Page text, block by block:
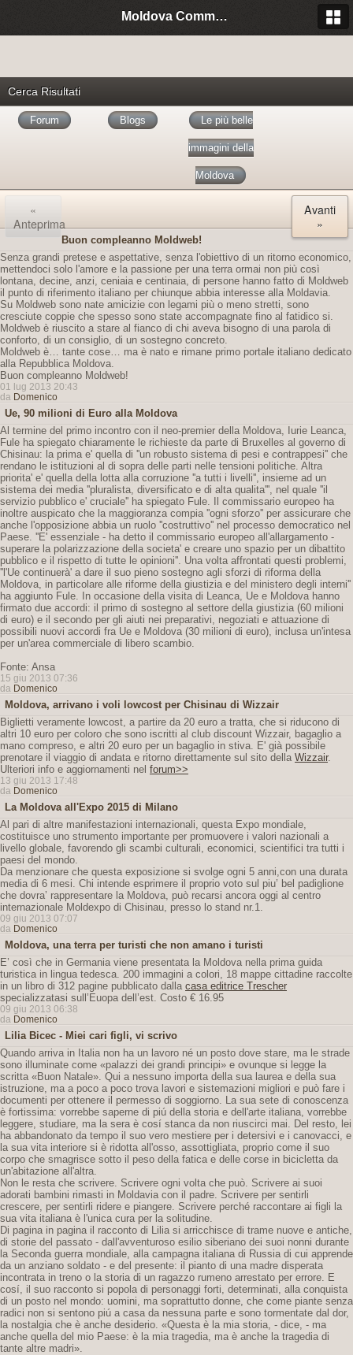
Moldova Community Italia
Cerca Risultati
Forum Blogs Le più belle
immagini della
Moldova
«
Anteprima
Avanti
»
Buon compleanno Moldweb!
Senza grandi pretese e aspettative, senza l'obiettivo di un ritorno economico,
mettendoci solo l'amore e la passione per una terra ormai non più così
lontana, decine, anzi, ceniaia e centinaia, di persone hanno fatto di Moldweb
il punto di riferimento italiano per chiunque abbia interesse alla Moldavia.
Su Moldweb sono nate amicizie con legami più o meno stretti, sono
cresciute coppie che spesso sono state accompagnate fino al fatidico si.
Moldweb è riuscito a stare al fianco di chi aveva bisogno di una parola di
conforto, di un consiglio, di un sostegno concreto.
Moldweb è… tante cose… ma è nato e rimane primo portale italiano dedicato
alla Repubblica Moldova.
Buon compleanno Moldweb!
01 lug 2013 20:43
da Domenico
Ue, 90 milioni di Euro alla Moldova
Al termine del primo incontro con il neo-premier della Moldova, Iurie Leanca,
Fule ha spiegato chiaramente le richieste da parte di Bruxelles al governo di
Chisinau: la prima e' quella di ''un robusto sistema di pesi e contrappesi'' che
rendano le istituzioni al di sopra delle parti nelle tensioni politiche. Altra
priorita' e' quella della lotta alla corruzione ''a tutti i livelli'', insieme ad un
sistema dei media ''pluralista, diversificato e di alta qualita''', nel quale ''il
servizio pubblico e' cruciale'' ha spiegato Fule. Il commissario europeo ha
inoltre auspicato che la maggioranza compia ''ogni sforzo'' per assicurare che
anche l'opposizione abbia un ruolo ''costruttivo'' nel processo democratico nel
Paese. ''E' essenziale - ha detto il commissario europeo all'allargamento -
superare la polarizzazione della societa' e creare uno spazio per un dibattito
pubblico e il rispetto di tutte le opinioni''. Una volta affrontati questi problemi,
''l'Ue continuerà' a dare il suo pieno sostegno agli sforzi di riforma della
Moldova, in particolare alle riforme della giustizia e del ministero degli interni''
ha aggiunto Fule. In occasione della visita di Leanca, Ue e Moldova hanno
firmato due accordi: il primo di sostegno al settore della giustizia (60 milioni
di euro) e il secondo per gli aiuti nei preparativi, negoziati e attuazione di
possibili nuovi accordi fra Ue e Moldova (30 milioni di euro), inclusa un'intesa
per un'area commerciale di libero scambio.
Fonte: Ansa
15 giu 2013 07:36
da Domenico
Moldova, arrivano i voli lowcost per Chisinau di Wizzair
Biglietti veramente lowcost, a partire da 20 euro a tratta, che si riducono di
altri 10 euro per coloro che sono iscritti al club discount Wizzair, bagaglio a
mano compreso, e altri 20 euro per un bagaglio in stiva. E' già possibile
prenotare il viaggio di andata e ritorno direttamente sul sito della Wizzair.
Ulteriori info e aggiornamenti nel forum>>
13 giu 2013 17:48
da Domenico
La Moldova all'Expo 2015 di Milano
Al pari di altre manifestazioni internazionali, questa Expo mondiale,
costituisce uno strumento importante per promuovere i valori nazionali a
livello globale, favorendo gli scambi culturali, economici, scientifici tra tutti i
paesi del mondo.
Da menzionare che questa exposizione si svolge ogni 5 anni,con una durata
media di 6 mesi. Chi intende esprimere il proprio voto sul piu’ bel padiglione
che dovra’ rappresentare la Moldova, può recarsi ancora oggi al centro
internazionale Moldexpo di Chisinau, presso lo stand nr.1.
09 giu 2013 07:07
da Domenico
Moldova, una terra per turisti che non amano i turisti
E’ così che in Germania viene presentata la Moldova nella prima guida
turistica in lingua tedesca. 200 immagini a colori, 18 mappe cittadine raccolte
in un libro di 312 pagine pubblicato dalla casa editrice Trescher
specializzatasi sull’Euopa dell’est. Costo € 16.95
09 giu 2013 06:38
da Domenico
Lilia Bicec - Miei cari figli, vi scrivo
Quando arriva in Italia non ha un lavoro né un posto dove stare, ma le strade
sono illuminate come «palazzi dei grandi principi» e ovunque si legge la
scritta «Buon Natale». Qui a nessuno importa della sua laurea e della sua
istruzione, ma a poco a poco trova lavori e sistemazioni migliori e può fare i
documenti per ottenere il permesso di soggiorno. La sua sete di conoscenza
è fortissima: vorrebbe saperne di piú della storia e dell'arte italiana, vorrebbe
leggere, studiare, ma la sera è cosí stanca da non riuscirci mai. Del resto, lei
ha abbandonato da tempo il suo vero mestiere per i detersivi e i canovacci, e
la sua vita interiore si è ridotta all'osso, assottigliata, proprio come il suo
corpo che smagrisce sotto il peso della fatica e delle corse in bicicletta da
un'abitazione all'altra.
Non le resta che scrivere. Scrivere ogni volta che può. Scrivere ai suoi
adorati bambini rimasti in Moldavia con il padre. Scrivere per sentirli
crescere, per sentirli ridere e piangere. Scrivere perché raccontare ai figli la
sua vita italiana è l'unica cura per la solitudine.
Di pagina in pagina il racconto di Lilia si arricchisce di trame nuove e antiche,
di storie del passato - dall'avventuroso esilio siberiano dei suoi nonni durante
la Seconda guerra mondiale, alla campagna italiana di Russia di cui apprende
da un anziano soldato - e del presente: il pianto di una madre disperata
incontrata in treno o la storia di un ragazzo rumeno arrestato per errore. E
cosí, il suo racconto si popola di personaggi forti, determinati, alla conquista
di un posto nel mondo: uomini, ma soprattutto donne, che come piante senza
radici non si sentono piú a casa da nessuna parte e sono tormentate dal dor,
la nostalgia che è anche desiderio. «Questa è la mia storia, - dice, - ma
anche quella del mio Paese: è la mia tragedia, ma è anche la tragedia di
tante altre madri».